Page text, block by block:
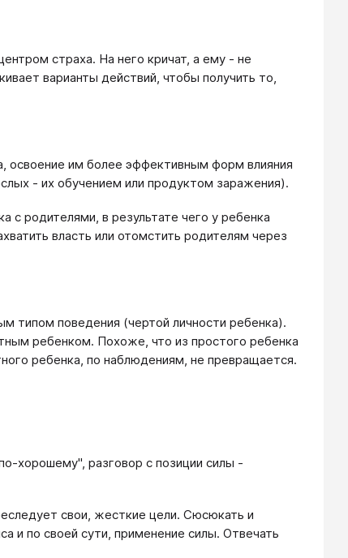
страха. На него кричат, а ему - не
варианты действий, чтобы получить то,
освоение им более эффективным форм влияния
- их обучением или продуктом заражения).
родителями, в результате чего у ребенка
власть или отомстить родителям через
типом поведения (чертой личности ребенка).
ребенком. Похоже, что из простого ребенка
ребенка, по наблюдениям, не превращается.
хорошему", разговор с позиции силы -
свои, жесткие цели. Сюсюкать и
и по своей сути, применение силы. Отвечать